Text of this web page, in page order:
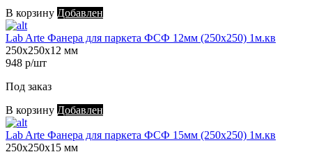
В корзину Добавлен
Lab Arte Фанера для паркета ФСФ 12мм (250х250) 1м.кв
250х250х12 мм
948 р/шт
Под заказ
В корзину Добавлен
Lab Arte Фанера для паркета ФСФ 15мм (250х250) 1м.кв
250х250х15 мм